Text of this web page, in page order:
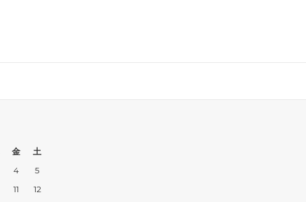
金
土
4
5
11
12